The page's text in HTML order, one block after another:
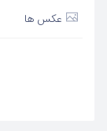
عکس ها